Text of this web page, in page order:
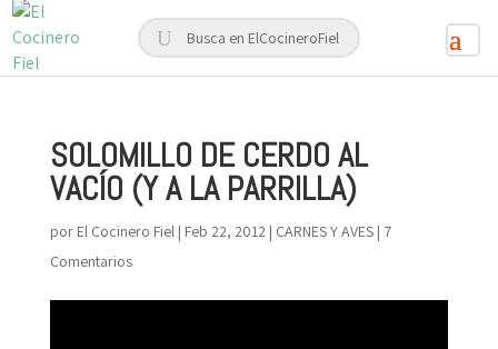
SOLOMILLO DE CERDO AL
VACÍO (Y A LA PARRILLA)
por El Cocinero Fiel| Feb 22, 2012| CARNES Y AVES| 7
Comentarios